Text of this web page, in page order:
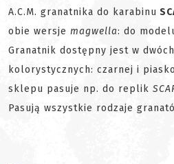
A.C.M. granatnika do karabinu
obie wersje magwella: do
Granatnik dostępny jest w
kolorystycznych: czarnej i
sklepu pasuje np. do replik
Pasują wszystkie rodzaje